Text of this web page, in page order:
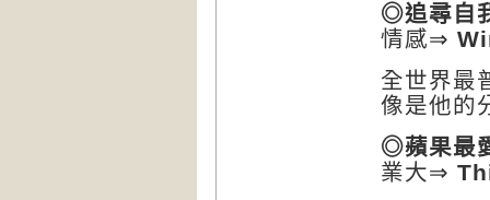
◎追尋自
情感⇒
全世界最
像是他的
◎蘋果最
業大⇒